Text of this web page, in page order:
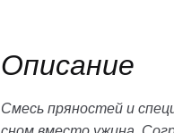
Описание
Смесь пряностей и